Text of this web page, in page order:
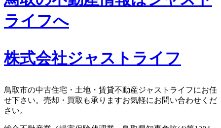
ライフへ
株式会社ジャストライフ
鳥取市の中古住宅・土地・賃貸不動産ジャストライフにお任
せ下さい。売却・買取も承りますお気軽にお問い合わせくだ
さい。